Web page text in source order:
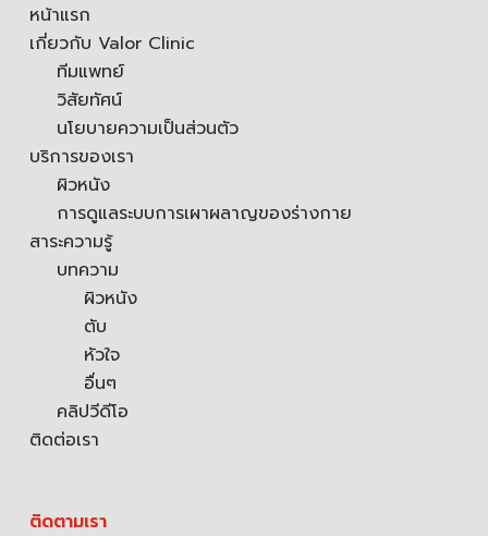
หน้าแรก
เกี่ยวกับ Valor Clinic
ทีมแพทย์
วิสัยทัศน์
นโยบายความเป็นส่วนตัว
บริการของเรา
ผิวหนัง
การดูแลระบบการเผาผลาญของร่างกาย
สาระความรู้
บทความ
ผิวหนัง
ตับ
หัวใจ
อื่นๆ
คลิปวีดีโอ
ติดต่อเรา
ติดตามเรา